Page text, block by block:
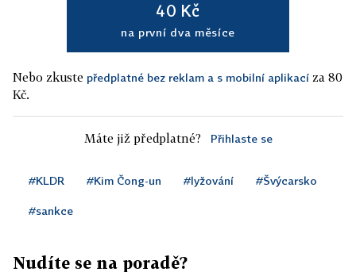
40 Kč
na první dva měsíce
Nebo zkuste předplatné bez reklam a s mobilní aplikací za 80
Kč.
Máte již předplatné? Přihlaste se
#KLDR #Kim Čong-un #lyžování #Švýcarsko
#sankce
Nudíte se na poradě?